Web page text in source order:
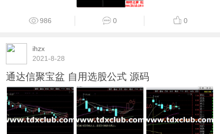
986 0 0
ihzx
2021-8-28
通达信聚宝盆 自用选股公式 源码